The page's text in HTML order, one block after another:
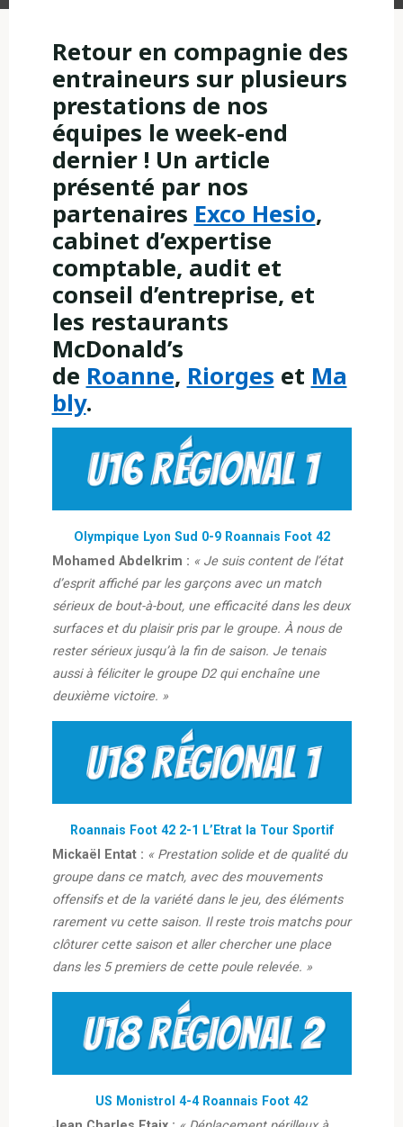
Retour en compagnie des
entraineurs sur plusieurs
prestations de nos
équipes le week-end
dernier ! Un article
présenté par nos
partenaires Exco Hesio,
cabinet d’expertise
comptable, audit et
conseil d’entreprise, et
les restaurants
McDonald’s
de Roanne, Riorges et Ma
bly.
Olympique Lyon Sud 0-9 Roannais Foot 42
Mohamed Abdelkrim : « Je suis content de l’état
d’esprit affiché par les garçons avec un match
sérieux de bout-à-bout, une efficacité dans les deux
surfaces et du plaisir pris par le groupe. À nous de
rester sérieux jusqu’à la fin de saison. Je tenais
aussi à féliciter le groupe D2 qui enchaîne une
deuxième victoire. »
Roannais Foot 42 2-1 L’Etrat la Tour Sportif
Mickaël Entat : « Prestation solide et de qualité du
groupe dans ce match, avec des mouvements
offensifs et de la variété dans le jeu, des éléments
rarement vu cette saison. Il reste trois matchs pour
clôturer cette saison et aller chercher une place
dans les 5 premiers de cette poule relevée. »
US Monistrol 4-4 Roannais Foot 42